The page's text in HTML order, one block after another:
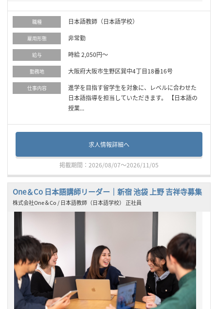
職種 日本語教師（日本語学校）
雇用形態 非常勤
給与 時給 2,050円～
勤務地 大阪府大阪市生野区巽中4丁目18番16号
仕事内容
進学を目指す留学生を対象に、レベルに合わせた
日本語指導を担当していただきます。 【日本語の
授業...
求人情報詳細へ
掲載期間：2026/08/07～2026/11/05
One＆Co 日本語講師リーダー｜新宿 池袋 上野 吉祥寺募集
株式会社One＆Co / 日本語教師（日本語学校） 正社員